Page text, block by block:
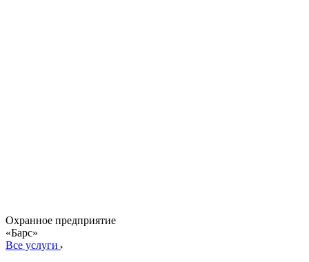
Охранное предприятие
«Барс»
Все услуги